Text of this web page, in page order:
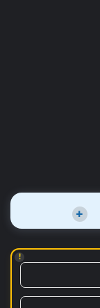
+
!